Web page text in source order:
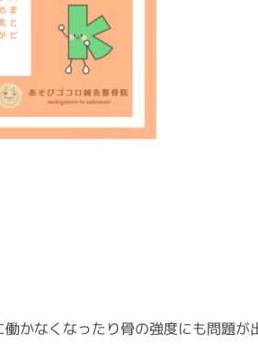
かなくなったり骨の強度にも問題が